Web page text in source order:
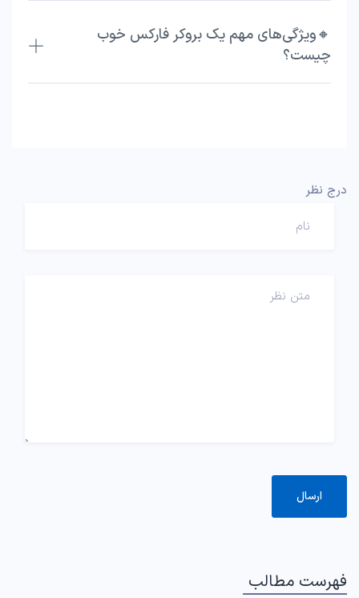
🔸ویژگی‌های مهم یک بروکر فارکس خوب
چیست؟
درج نظر
فهرست مطالب